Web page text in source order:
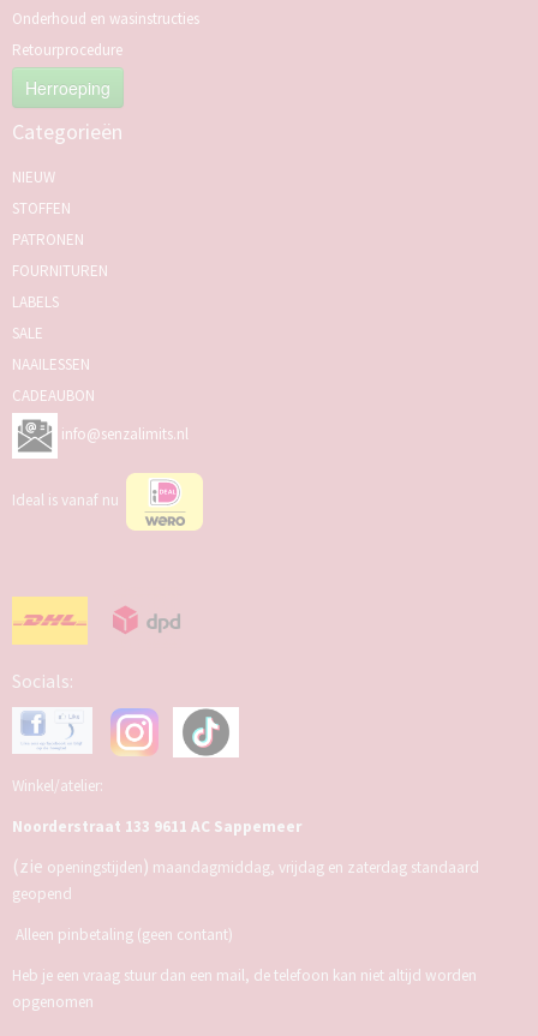
Onderhoud en wasinstructies
Retourprocedure
Herroeping
Categorieën
NIEUW
STOFFEN
PATRONEN
FOURNITUREN
LABELS
SALE
NAAILESSEN
CADEAUBON
info@senzalimits.nl
Ideal is vanaf nu
Socials:
Winkel/atelier:
Noorderstraat 133 9611 AC Sappemeer
(zie openingstijden) maandagmiddag, vrijdag en zaterdag standaard
geopend
Alleen pinbetaling (geen contant)
Heb je een vraag stuur dan een mail, de telefoon kan niet altijd worden
opgenomen